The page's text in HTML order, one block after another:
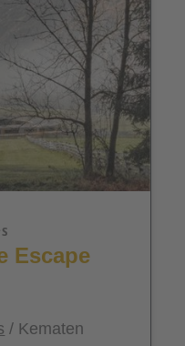
Escape
/ Kematen